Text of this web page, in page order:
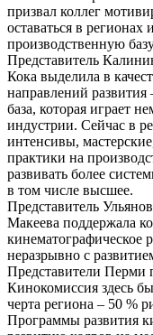
призвал коллег
оставаться в регионах
производственную
Представитель
Кока выделила в
направлений
база, которая играет
индустрии. Сейчас в
интенсивы,
практики на
развивать более
в том числе высшее.
Представитель
Макеева поддержала
кинематографическое
неразрывно с
Представители Перми
Кинокомиссия здесь
черта региона – 50 %
Программы развития